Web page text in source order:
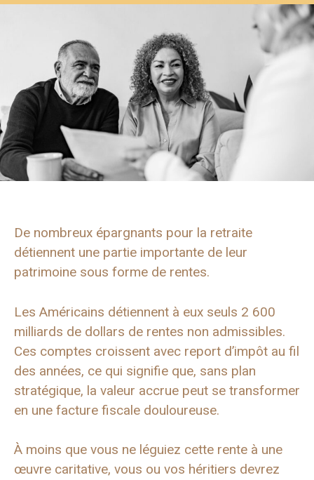
De nombreux épargnants pour la retraite
détiennent une partie importante de leur
patrimoine sous forme de rentes.
Les Américains détiennent à eux seuls 2 600
milliards de dollars de rentes non admissibles.
Ces comptes croissent avec report d’impôt au fil
des années, ce qui signifie que, sans plan
stratégique, la valeur accrue peut se transformer
en une facture fiscale douloureuse.
À moins que vous ne léguiez cette rente à une
œuvre caritative, vous ou vos héritiers devrez